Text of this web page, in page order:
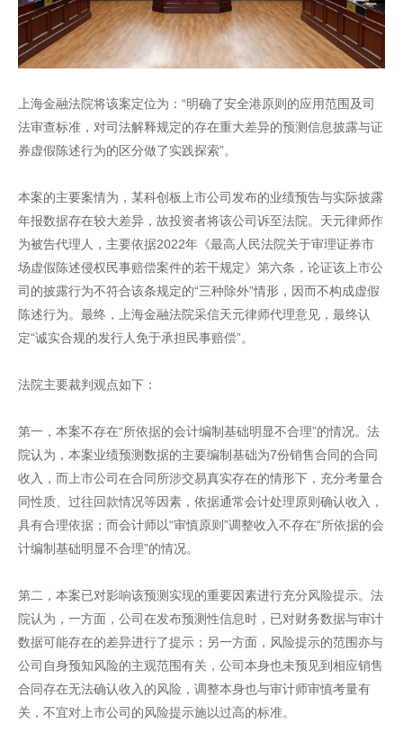
上海金融法院将该案定位为：“明确了安全港原则的应用范围及司
法审查标准，对司法解释规定的存在重大差异的预测信息披露与证
券虚假陈述行为的区分做了实践探索”。
本案的主要案情为，某科创板上市公司发布的业绩预告与实际披露
年报数据存在较大差异，故投资者将该公司诉至法院。天元律师作
为被告代理人，主要依据2022年《最高人民法院关于审理证券市
场虚假陈述侵权民事赔偿案件的若干规定》第六条，论证该上市公
司的披露行为不符合该条规定的“三种除外”情形，因而不构成虚假
陈述行为。最终，上海金融法院采信天元律师代理意见，最终认
定“诚实合规的发行人免于承担民事赔偿”。
法院主要裁判观点如下：
第一，本案不存在“所依据的会计编制基础明显不合理”的情况。法
院认为，本案业绩预测数据的主要编制基础为7份销售合同的合同
收入，而上市公司在合同所涉交易真实存在的情形下，充分考量合
同性质、过往回款情况等因素，依据通常会计处理原则确认收入，
具有合理依据；而会计师以“审慎原则”调整收入不存在“所依据的会
计编制基础明显不合理”的情况。
第二，本案已对影响该预测实现的重要因素进行充分风险提示。法
院认为，一方面，公司在发布预测性信息时，已对财务数据与审计
数据可能存在的差异进行了提示；另一方面，风险提示的范围亦与
公司自身预知风险的主观范围有关，公司本身也未预见到相应销售
合同存在无法确认收入的风险，调整本身也与审计师审慎考量有
关，不宜对上市公司的风险提示施以过高的标准。